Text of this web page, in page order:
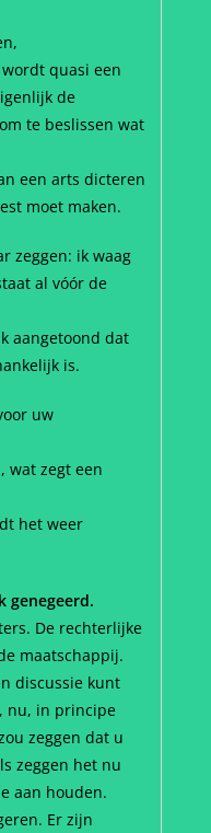
quasi een
de
te beslissen wat
een arts dicteren
moet maken.
zeggen: ik waag
al vóór de
aangetoond dat
is.
uw
wat zegt een
het weer
genegeerd.
De rechterlijke
maatschappij.
discussie kunt
nu, in principe
zeggen dat u
zeggen het nu
aan houden.
Er zijn